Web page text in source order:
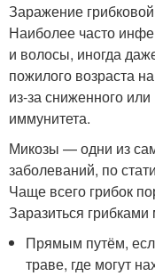
Заражение
Наиболее часто
и волосы, иногда
пожилого возраста
из-за сниженного
иммунитета.
Микозы — одни из
заболеваний, по
Чаще всего грибок
Заразиться
Прямым путём,
траве, где могут